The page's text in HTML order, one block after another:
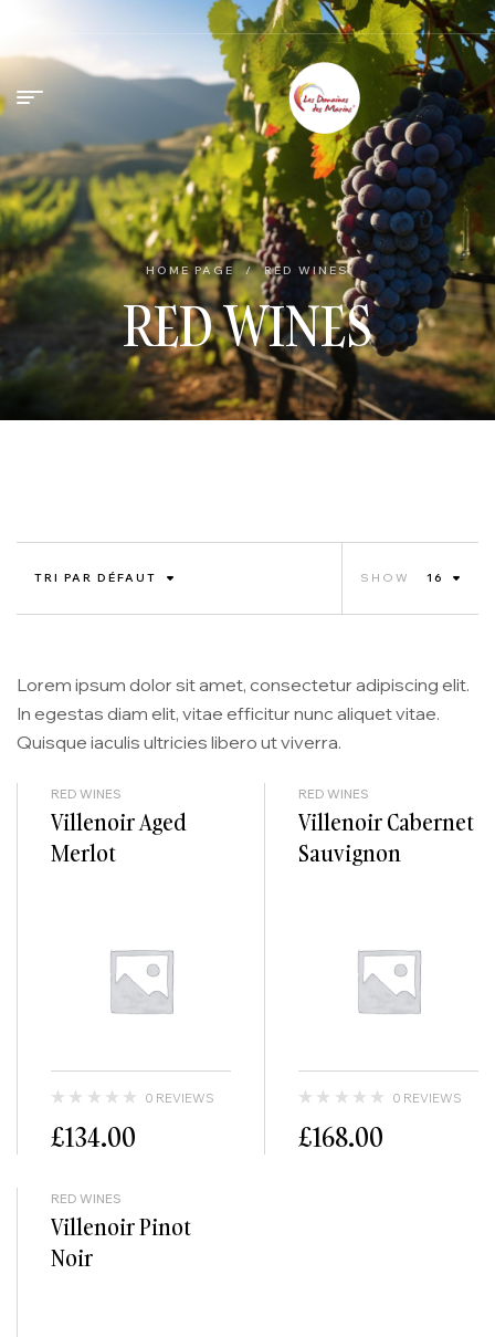
RED WINES
HOME PAGE / RED WINES
TRI PAR DÉFAUT SHOW 16
Lorem ipsum dolor sit amet, consectetur adipiscing elit.
In egestas diam elit, vitae efficitur nunc aliquet vitae.
Quisque iaculis ultricies libero ut viverra.
RED WINES
Villenoir Aged
Merlot
0 REVIEWS
£134.00
RED WINES
Villenoir Cabernet
Sauvignon
0 REVIEWS
£168.00
RED WINES
Villenoir Pinot
Noir